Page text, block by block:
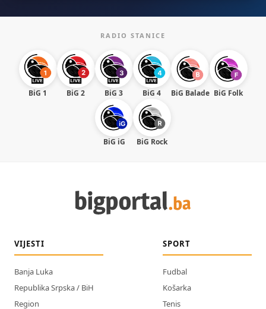
RADIO STANICE
BiG 1 BiG 2 BiG 3 BiG 4 BiG Balade BiG Folk
BiG iG BiG Rock
VIJESTI
Banja Luka
Republika Srpska / BiH
Region
SPORT
Fudbal
Košarka
Tenis